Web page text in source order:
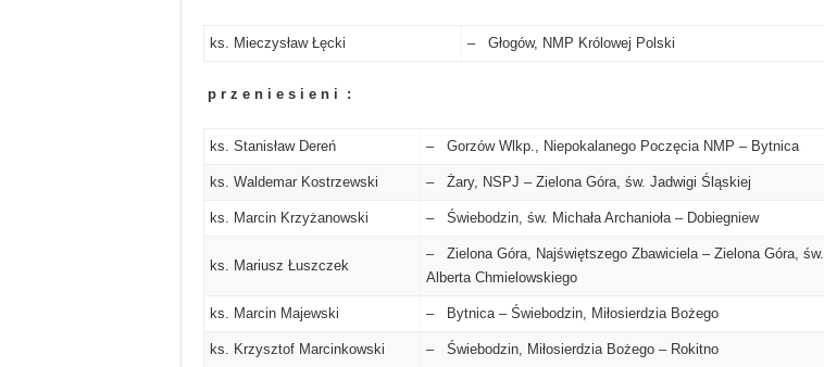
ks. Mieczysław Łęcki – Głogów, NMP Królowej Polski
p r z e n i e s i e n i :
ks. Stanisław Dereń – Gorzów Wlkp., Niepokalanego Poczęcia NMP – Bytnica
ks. Waldemar Kostrzewski – Żary, NSPJ – Zielona Góra, św. Jadwigi Śląskiej
ks. Marcin Krzyżanowski – Świebodzin, św. Michała Archanioła – Dobiegniew
ks. Mariusz Łuszczek
– Zielona Góra, Najświętszego Zbawiciela – Zielona Góra, św.
Alberta Chmielowskiego
ks. Marcin Majewski – Bytnica – Świebodzin, Miłosierdzia Bożego
ks. Krzysztof Marcinkowski – Świebodzin, Miłosierdzia Bożego – Rokitno